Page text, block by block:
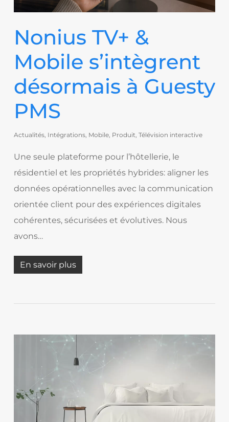
Nonius TV+ &
Mobile s’intègrent
désormais à Guesty
PMS
Actualités, Intégrations, Mobile, Produit Télévision interactive
Une seule plateforme pour l’hôtellerie, le
résidentiel et les propriétés hybrides: aligner les
données opérationnelles avec la communication
orientée client pour des expériences digitales
cohérentes, sécurisées et évolutives. Nous
avons…
En savoir plus